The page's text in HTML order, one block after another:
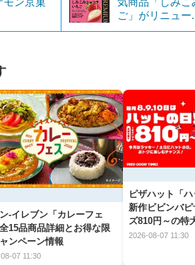
ご」がリニュー
‐イレブン「カレーフェ
15品商品詳細とお得な限
ンペーン情報
07 11:30
ピザハット「
新作ビビンバ
ズ810円～の特
2026-08-07 11:30